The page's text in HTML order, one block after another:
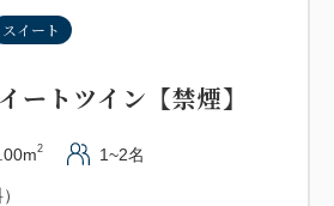
スイート
ートツイン【禁煙】
2 1~2名